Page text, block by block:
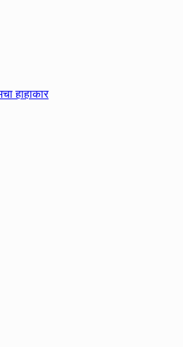
हाहाकार